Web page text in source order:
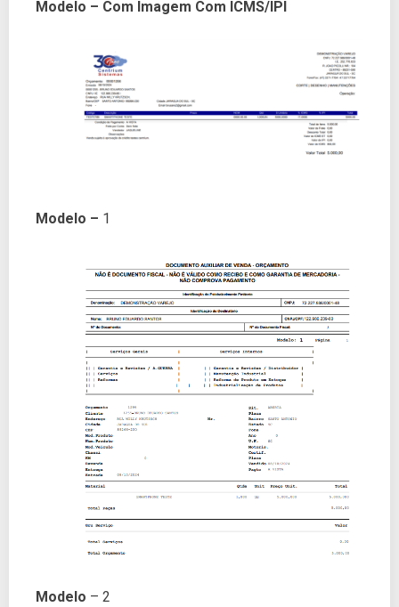
Modelo – Com Imagem Com ICMS/IPI
Modelo – 1
Modelo – 2